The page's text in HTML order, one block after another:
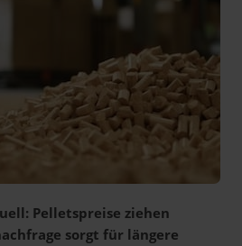
Pelletspreise ziehen
sorgt für längere